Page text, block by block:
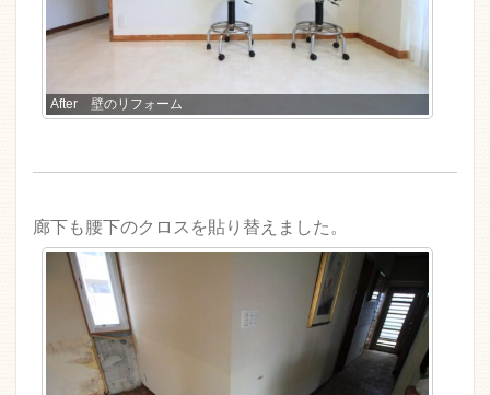
After 壁のリフォーム
廊下も腰下のクロスを貼り替えました。